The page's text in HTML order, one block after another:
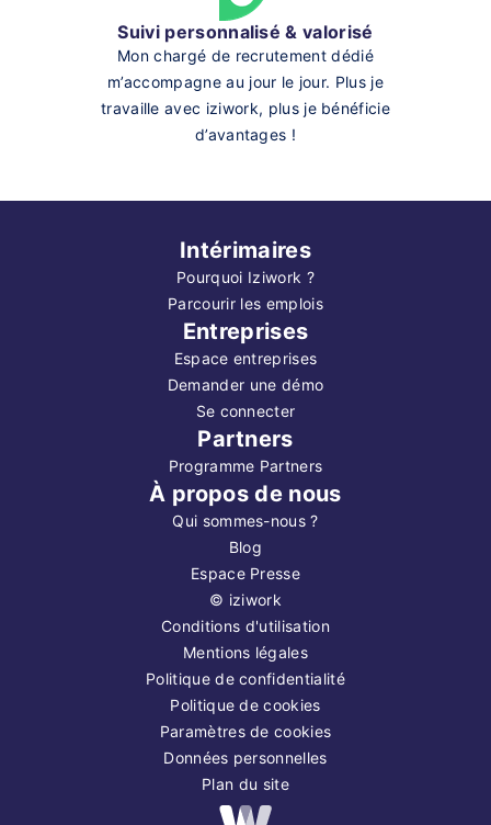
Suivi personnalisé & valorisé
Mon chargé de recrutement dédié
m’accompagne au jour le jour. Plus je
travaille avec iziwork, plus je bénéficie
d’avantages !
Intérimaires
Pourquoi Iziwork ?
Parcourir les emplois
Entreprises
Espace entreprises
Demander une démo
Se connecter
Partners
Programme Partners
À propos de nous
Qui sommes-nous ?
Blog
Espace Presse
© iziwork
Conditions d'utilisation
Mentions légales
Politique de confidentialité
Politique de cookies
Paramètres de cookies
Données personnelles
Plan du site